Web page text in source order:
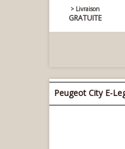
> Livraison
GRATUITE
Peugeot City E-